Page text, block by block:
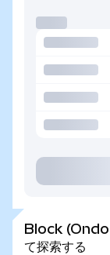
Block (Ondo
て探索する